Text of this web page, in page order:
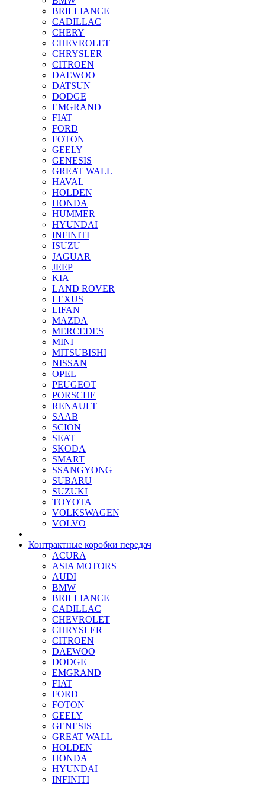
BRILLIANCE
CADILLAC
CHERY
CHEVROLET
CHRYSLER
CITROEN
DAEWOO
DATSUN
DODGE
EMGRAND
FIAT
FORD
FOTON
GEELY
GENESIS
GREAT WALL
HAVAL
HOLDEN
HONDA
HUMMER
HYUNDAI
INFINITI
ISUZU
JAGUAR
JEEP
KIA
LAND ROVER
LEXUS
LIFAN
MAZDA
MERCEDES
MINI
MITSUBISHI
NISSAN
OPEL
PEUGEOT
PORSCHE
RENAULT
SAAB
SCION
SEAT
SKODA
SMART
SSANGYONG
SUBARU
SUZUKI
TOYOTA
VOLKSWAGEN
VOLVO
Контрактные коробки передач
ACURA
ASIA MOTORS
AUDI
BMW
BRILLIANCE
CADILLAC
CHEVROLET
CHRYSLER
CITROEN
DAEWOO
DODGE
EMGRAND
FIAT
FORD
FOTON
GEELY
GENESIS
GREAT WALL
HOLDEN
HONDA
HYUNDAI
INFINITI